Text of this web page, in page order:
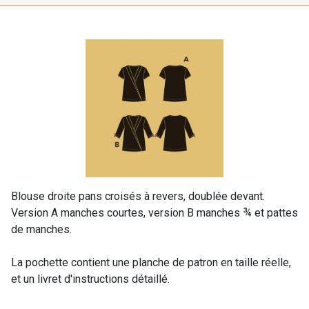
Blouse droite pans croisés à revers, doublée devant.
Version A manches courtes, version B manches ¾ et pattes
de manches.
La pochette contient une planche de patron en taille réelle,
et un livret d'instructions détaillé.